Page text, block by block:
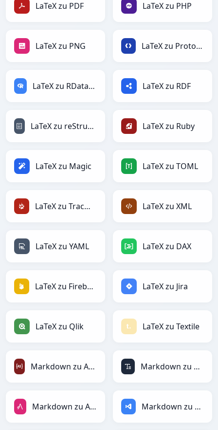
LaTeX zu PDF LaTeX zu PHP
LaTeX zu PNG LaTeX zu Protobuf
LaTeX zu RDataFrame LaTeX zu RDF
LaTeX zu reStructuredText LaTeX zu Ruby
LaTeX zu Magic LaTeX zu TOML
LaTeX zu TracWiki LaTeX zu XML
LaTeX zu YAML LaTeX zu DAX
LaTeX zu Firebase LaTeX zu Jira
LaTeX zu Qlik LaTeX zu Textile
Markdown zu ActionScript Markdown zu ASCII
Markdown zu AsciiDoc Markdown zu ASP